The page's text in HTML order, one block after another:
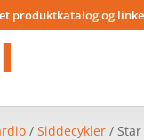
et produktkatalog og
/Siddecykler / Star